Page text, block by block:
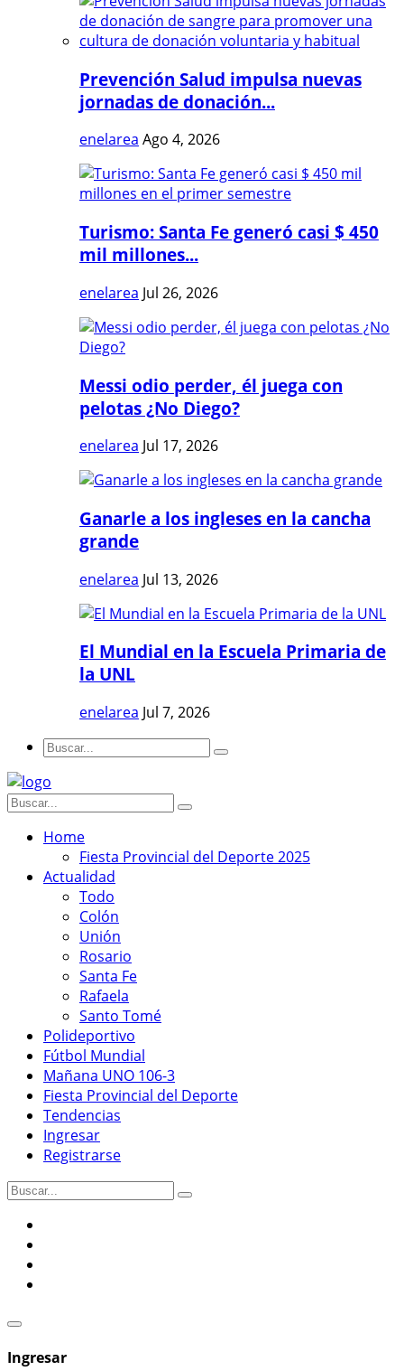
Prevención Salud impulsa nuevas
jornadas de donación...
enelarea Ago 4, 2026
Turismo: Santa Fe generó casi $ 450
mil millones...
enelarea Jul 26, 2026
Messi odio perder, él juega con
pelotas ¿No Diego?
enelarea Jul 17, 2026
Ganarle a los ingleses en la cancha
grande
enelarea Jul 13, 2026
El Mundial en la Escuela Primaria de
la UNL
enelarea Jul 7, 2026
Home
Fiesta Provincial del Deporte 2025
Actualidad
Todo
Colón
Unión
Rosario
Santa Fe
Rafaela
Santo Tomé
Polideportivo
Fútbol Mundial
Mañana UNO 106-3
Fiesta Provincial del Deporte
Tendencias
Ingresar
Registrarse
Ingresar